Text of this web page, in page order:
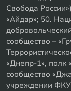
Свобода
«Айдар»; 50.
сообщество –
«Днепр-1», полк
сообщество
учреждении